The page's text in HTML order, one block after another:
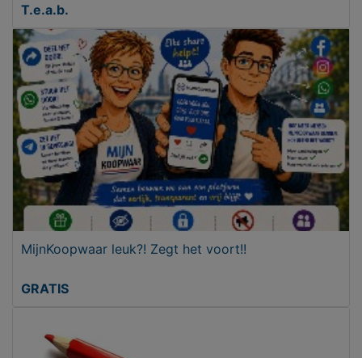
T.e.a.b.
MijnKoopwaar leuk?! Zegt het voort!!
GRATIS